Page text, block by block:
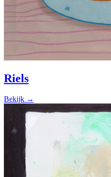
Riels
Bekijk →